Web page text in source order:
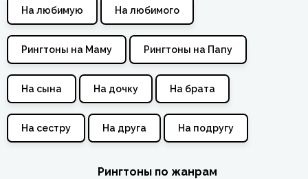
На любимую На любимого
Рингтоны на Маму Рингтоны на Папу
На сына На дочку На брата
На сестру На друга На подругу
Рингтоны по жанрам